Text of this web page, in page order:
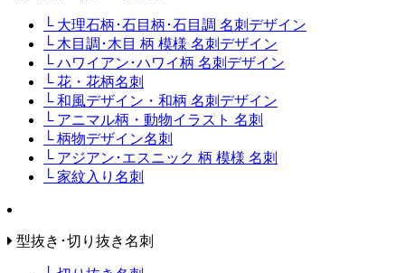
└ 大理石柄･石目柄･石目調 名刺デザイン
└ 木目調･木目 柄 模様 名刺デザイン
└ ハワイアン･ハワイ柄 名刺デザイン
└ 花・花柄名刺
└ 和風デザイン・和柄 名刺デザイン
└ アニマル柄・動物イラスト 名刺
└ 柄物デザイン名刺
└ アジアン･エスニック 柄 模様 名刺
└ 家紋入り名刺
型抜き･切り抜き名刺